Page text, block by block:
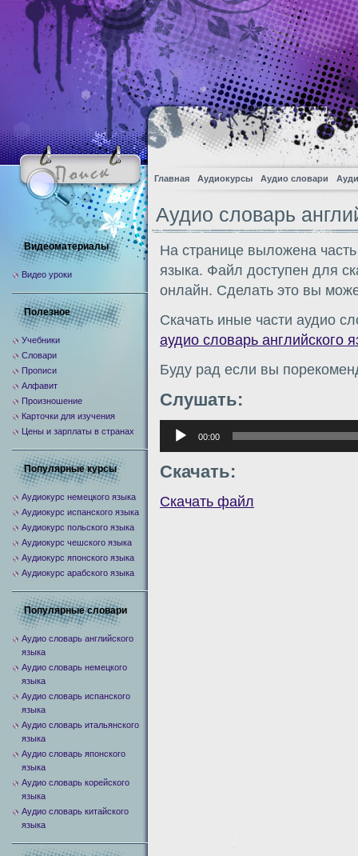
Главная Аудиокурсы Аудио словари
Аудио словарь
На странице выложена
языка. Файл доступен для
онлайн. Сделать это вы
Скачать иные части аудио
аудио словарь английского
Буду рад если вы
Слушать:
Аудиоплеер
00:00
Скачать:
Скачать файл
Видеоматериалы
Видео уроки
Полезное
Учебники
Словари
Прописи
Алфавит
Произношение
Карточки для изучения
Цены и зарплаты в странах
Популярные курсы
Аудиокурс немецкого языка
Аудиокурс испанского языка
Аудиокурс польского языка
Аудиокурс чешского языка
Аудиокурс японского языка
Аудиокурс арабского языка
Популярные словари
Аудио словарь английского
языка
Аудио словарь немецкого
языка
Аудио словарь испанского
языка
Аудио словарь итальянского
языка
Аудио словарь японского
языка
Аудио словарь корейского
языка
Аудио словарь китайского
языка